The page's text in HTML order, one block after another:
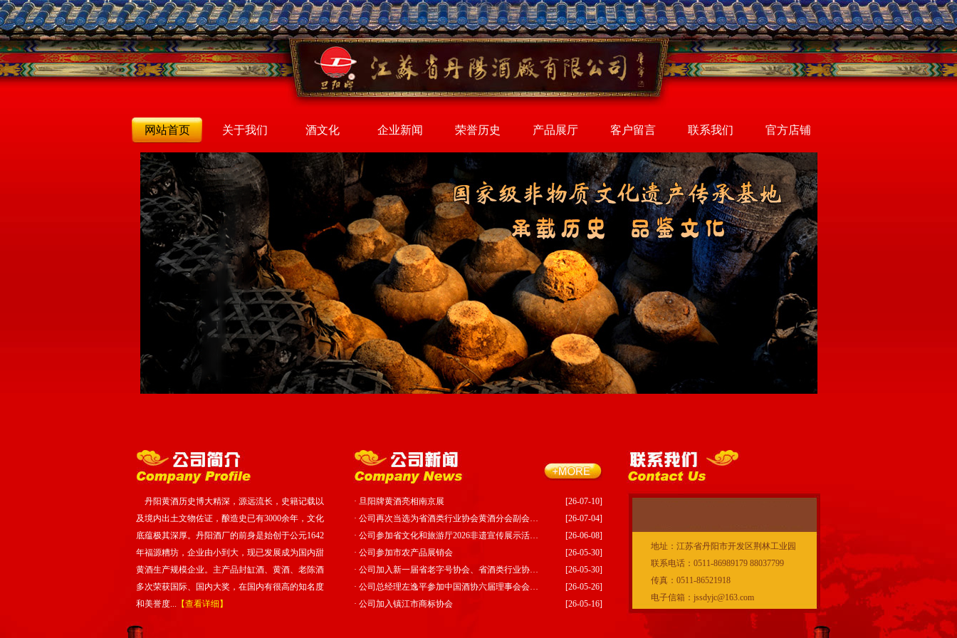
网站首页 关于我们 酒文化 企业新闻 荣誉历史 产品展厅 客户留言 联系我们 官方店铺
丹阳黄酒历史博大精深，源远流长，史籍记载以
及境内出土文物佐证，酿造史已有3000余年，文化
底蕴极其深厚。丹阳酒厂的前身是始创于公元1642
年福源糟坊，企业由小到大，现已发展成为国内甜
黄酒生产规模企业。主产品封缸酒、黄酒、老陈酒
多次荣获国际、国内大奖，在国内有很高的知名度
和美誉度... 【查看详细】
· 旦阳牌黄酒亮相南京展
[26-07-10]
· 公司再次当选为省酒类行业协会黄酒分会副会…
[26-07-04]
· 公司参加省文化和旅游厅2026非遗宣传展示活…
[26-06-08]
· 公司参加市农产品展销会
[26-05-30]
· 公司加入新一届省老字号协会、省酒类行业协…
[26-05-30]
· 公司总经理左逸平参加中国酒协六届理事会会…
[26-05-26]
· 公司加入镇江市商标协会 [26-05-16]
地址：江苏省丹阳市开发区荆林工业园
联系电话：0511-86989179 88037799
传真：0511-86521918
电子信箱：jssdyjc@163.com